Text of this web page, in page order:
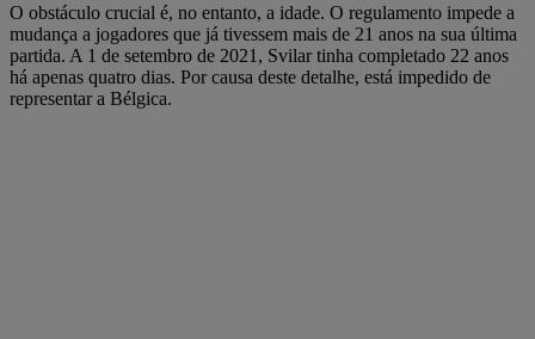
O obstáculo crucial é, no entanto, a idade. O regulamento impede a
mudança a jogadores que já tivessem mais de 21 anos na sua última
partida. A 1 de setembro de 2021, Svilar tinha completado 22 anos
há apenas quatro dias. Por causa deste detalhe, está impedido de
representar a Bélgica.